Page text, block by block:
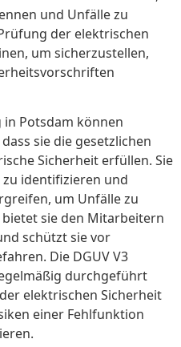
und Unfälle zu
der elektrischen
um sicherzustellen,
in Potsdam können
sie die gesetzlichen
Sicherheit erfüllen. Sie
identifizieren und
um Unfälle zu
sie den Mitarbeitern
schützt sie vor
Die DGUV V3
durchgeführt
elektrischen Sicherheit
einer Fehlfunktion